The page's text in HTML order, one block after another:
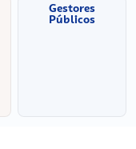
Gestores
Públicos